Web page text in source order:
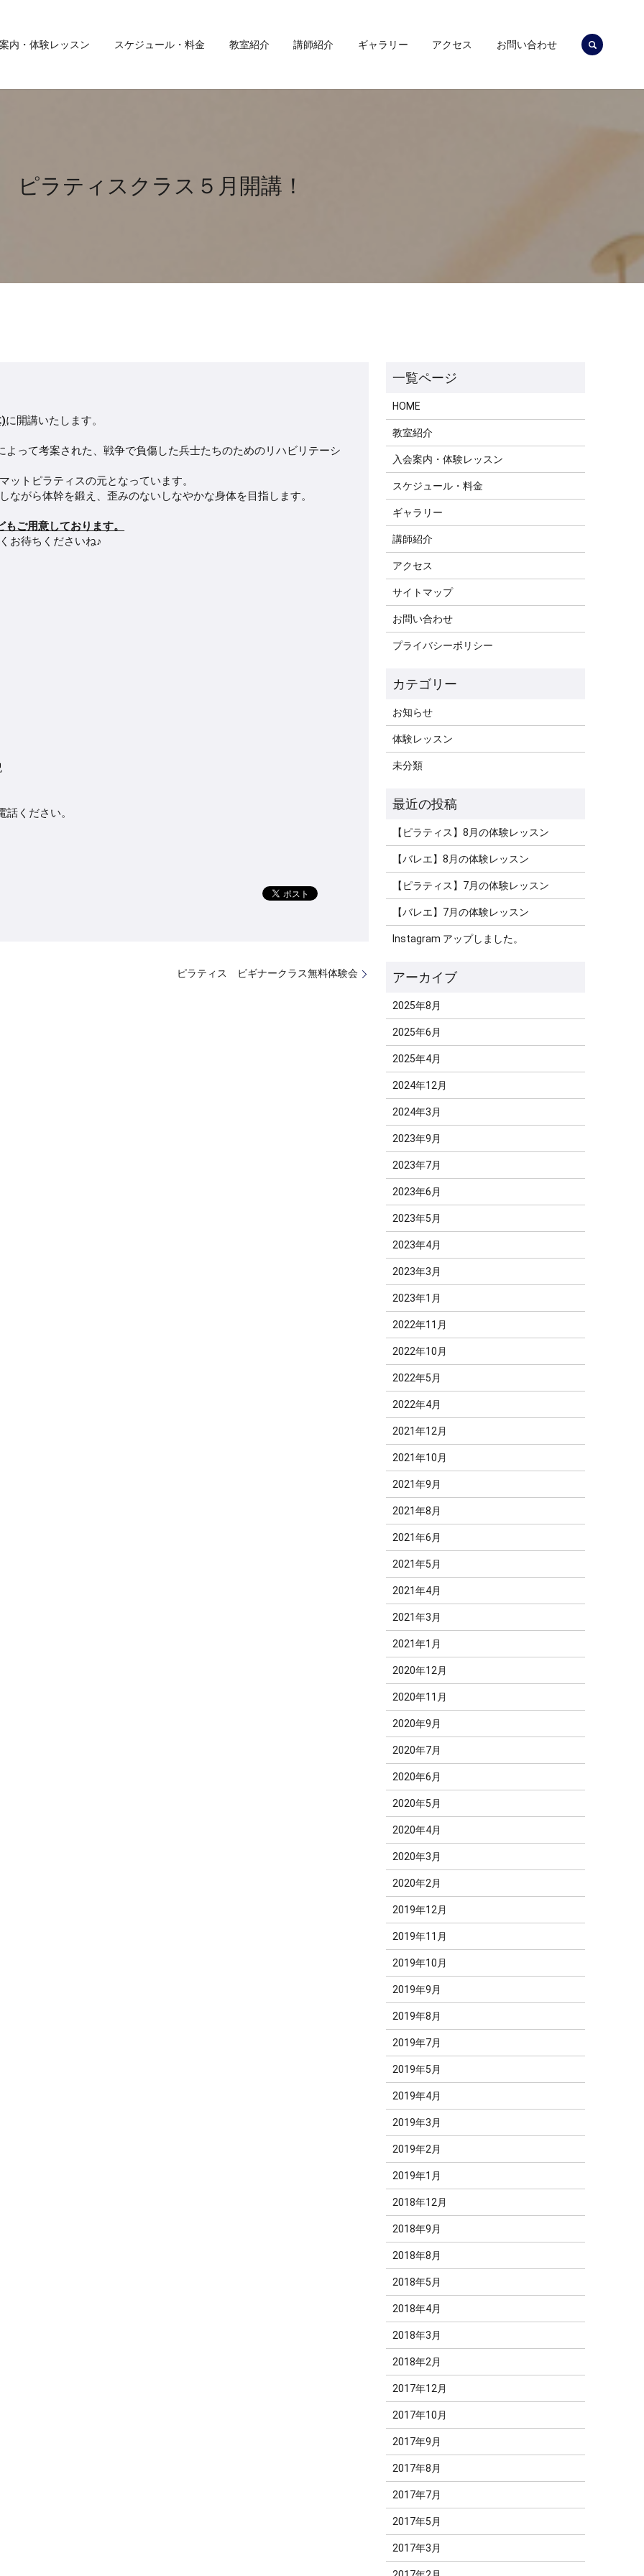
内・体験レッスン スケジュール・料金 教室紹介 講師紹介 ギャラリー アクセス お問い合わせ search
ピラティスクラス５月開講！
に開講いたします。
って考案された、戦争で負傷した兵士たちのためのリハビリテーシ
ットピラティスの元となっています。
がら体幹を鍛え、歪みのないしなやかな身体を目指します。
ご用意しております。
お待ちくださいね♪
話ください。
ピラティス ビギナークラス無料体験会
HOME
教室紹介
入会案内・体験レッスン
スケジュール・料金
ギャラリー
講師紹介
アクセス
サイトマップ
お問い合わせ
プライバシーポリシー
お知らせ
体験レッスン
未分類
【ピラティス】8月の体験レッスン
【バレエ】8月の体験レッスン
【ピラティス】7月の体験レッスン
【バレエ】7月の体験レッスン
Instagram アップしました。
2025年8月
2025年6月
2025年4月
2024年12月
2024年3月
2023年9月
2023年7月
2023年6月
2023年5月
2023年4月
2023年3月
2023年1月
2022年11月
2022年10月
2022年5月
2022年4月
2021年12月
2021年10月
2021年9月
2021年8月
2021年6月
2021年5月
2021年4月
2021年3月
2021年1月
2020年12月
2020年11月
2020年9月
2020年7月
2020年6月
2020年5月
2020年4月
2020年3月
2020年2月
2019年12月
2019年11月
2019年10月
2019年9月
2019年8月
2019年7月
2019年5月
2019年4月
2019年3月
2019年2月
2019年1月
2018年12月
2018年9月
2018年8月
2018年5月
2018年4月
2018年3月
2018年2月
2017年12月
2017年10月
2017年9月
2017年8月
2017年7月
2017年5月
2017年3月